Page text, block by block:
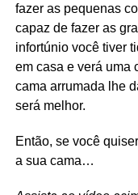
fazer as pequenas
capaz de fazer as
infortúnio você tiver
em casa e verá uma
cama arrumada lhe
será melhor.
Então, se você
a sua cama…